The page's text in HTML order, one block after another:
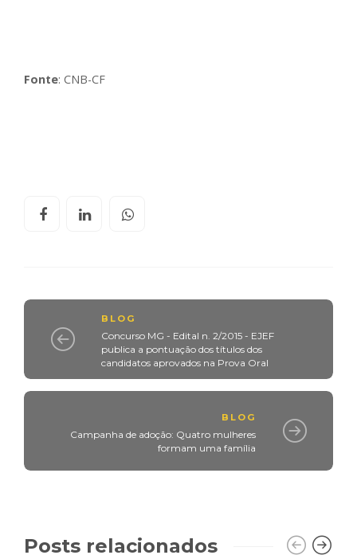
Fonte: CNB-CF
BLOG
Concurso MG - Edital n. 2/2015 - EJEF
publica a pontuação dos títulos dos
candidatos aprovados na Prova Oral
BLOG
Campanha de adoção: Quatro mulheres
formam uma família
Posts relacionados